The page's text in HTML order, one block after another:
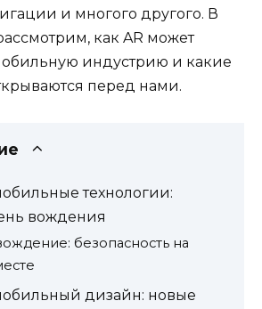
и многого другого. В
как AR может
индустрию и какие
перед нами.
технологии:
вождения
безопасность на
дизайн: новые